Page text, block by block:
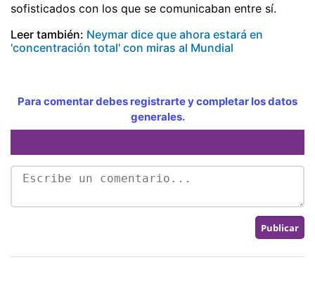
sofisticados con los que se comunicaban entre sí.
Leer también: Neymar dice que ahora estará en
'concentración total' con miras al Mundial
Para comentar debes registrarte y completar los datos
generales.